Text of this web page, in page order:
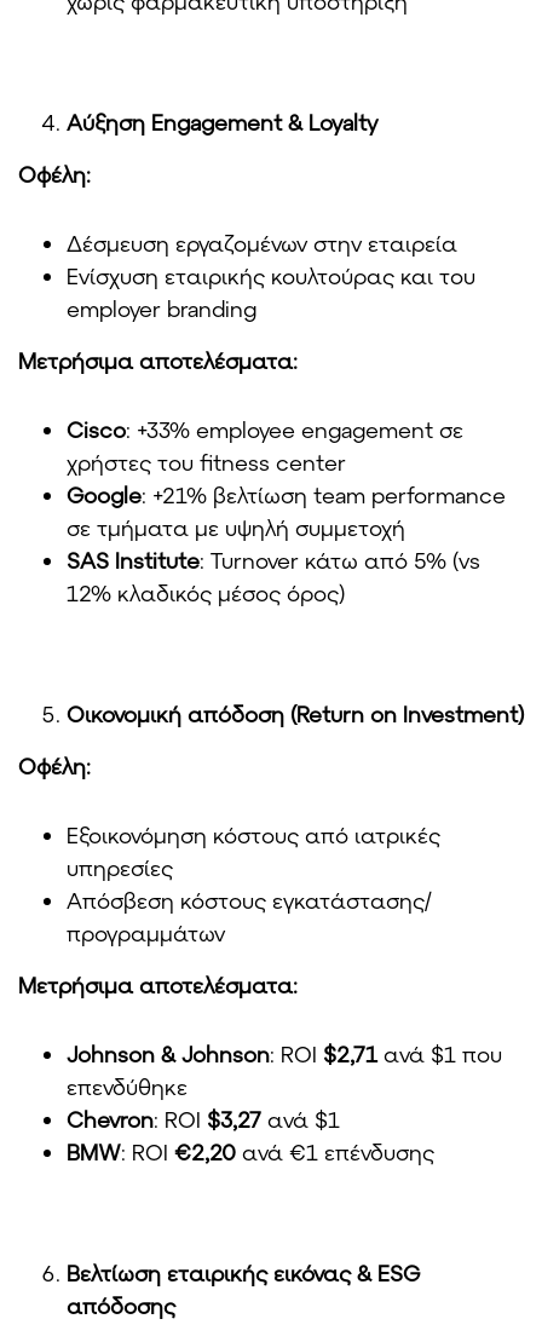
Αύξηση Engagement & Loyalty
Οφέλη:
Δέσμευση εργαζομένων στην εταιρεία
Ενίσχυση εταιρικής κουλτούρας και του
employer branding
Μετρήσιμα αποτελέσματα:
Cisco: +33% employee engagement σε
χρήστες του fitness center
Google: +21% βελτίωση team performance
σε τμήματα με υψηλή συμμετοχή
SAS Institute: Turnover κάτω από 5% (vs
12% κλαδικός μέσος όρος)
Οικονομική απόδοση (Return on Investment)
Οφέλη:
Εξοικονόμηση κόστους από ιατρικές
υπηρεσίες
Απόσβεση κόστους εγκατάστασης/
προγραμμάτων
Μετρήσιμα αποτελέσματα:
Johnson & Johnson: ROI $2,71ανά $1 που
επενδύθηκε
Chevron: ROI $3,27 ανά $1
BMW: ROI €2,20 ανά €1 επένδυσης
Βελτίωση εταιρικής εικόνας & ESG
απόδοσης